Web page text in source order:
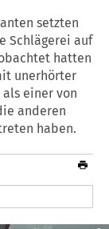
setzten
Schlägerei auf
hatten
unerhörter
einer von
anderen
haben.